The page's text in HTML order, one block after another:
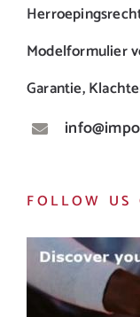
Modelformulier
Garantie,
FOLLOW US